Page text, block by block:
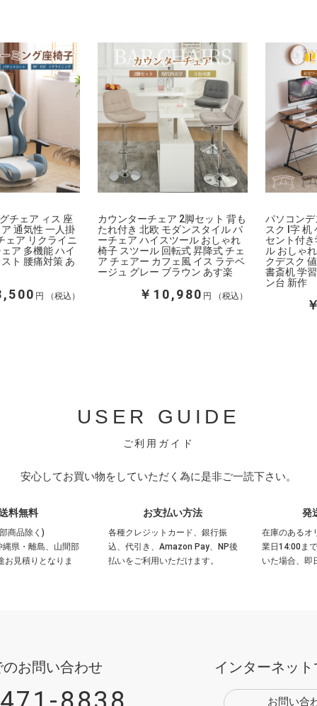
チェア ィス 座
通気性 一人掛
ェア リクライニ
ア 多機能 ハイ
ト 腰痛対策 あ
円
カウンターチェア 2脚セット 背も
たれ付き 北欧 モダンスタイル バ
ーチェア ハイスツール おしゃれ
椅子 スツール 回転式 昇降式 チェ
ア チェアー カフェ風 イス ラテベ
ージュ グレー ブラウン あす楽
￥10,980 円
パソコンデ
スク l字 机
セント付
ル おしゃ
クデスク
書斎机 学
ン台 新作
USER GUIDE
ご利用ガイド
安心してお買い物をしていただく為に是非ご一読下さい。
料無料
商品除く)
県・離島、山間部
お見積りとなりま
お支払い方法
各種クレジットカード、銀行振
込、代引き、Amazon Pay、NP後
払いをご利用いただけます。
発
在庫のあるオ
業日14:00ま
いた場合、即
お問い合わせ インターネッ
お問い合